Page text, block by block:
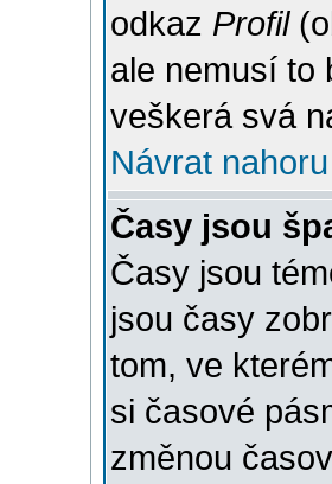
odkaz Profil
ale nemusí to
veškerá svá
Návrat nahoru
Časy jsou
Časy jsou
jsou časy
tom, ve
si časové
změnou